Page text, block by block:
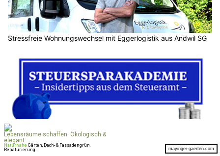
Stressfreie Wohnungswechsel mit Eggerlogistik aus Andwil SG
Finanzkompetenz stärken – Seminare der Steuersparakademie